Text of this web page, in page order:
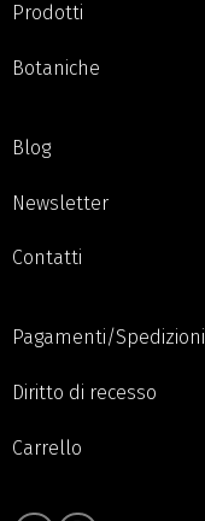
Prodotti
Botaniche
Blog
Newsletter
Contatti
Pagamenti/Spedizioni
Diritto di recesso
Carrello